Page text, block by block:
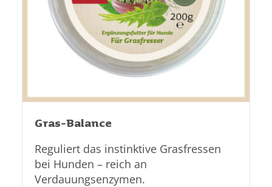
Gras-Balance
Reguliert das instinktive Grasfressen
bei Hunden – reich an
Verdauungsenzymen.